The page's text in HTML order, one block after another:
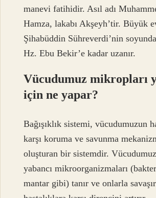
manevi fatihidir. Asıl adı
Hamza, lakabı Akşeyh’tir. Büyük
Şihabüddin Sühreverdi’nin
Hz. Ebu Bekir’e kadar uzanır.
Vücudumuz mikropları
için ne yapar?
Bağışıklık sistemi, vücudumuzun
karşı koruma ve savunma
oluşturan bir sistemdir.
yabancı mikroorganizmaları
mantar gibi) tanır ve onlarla